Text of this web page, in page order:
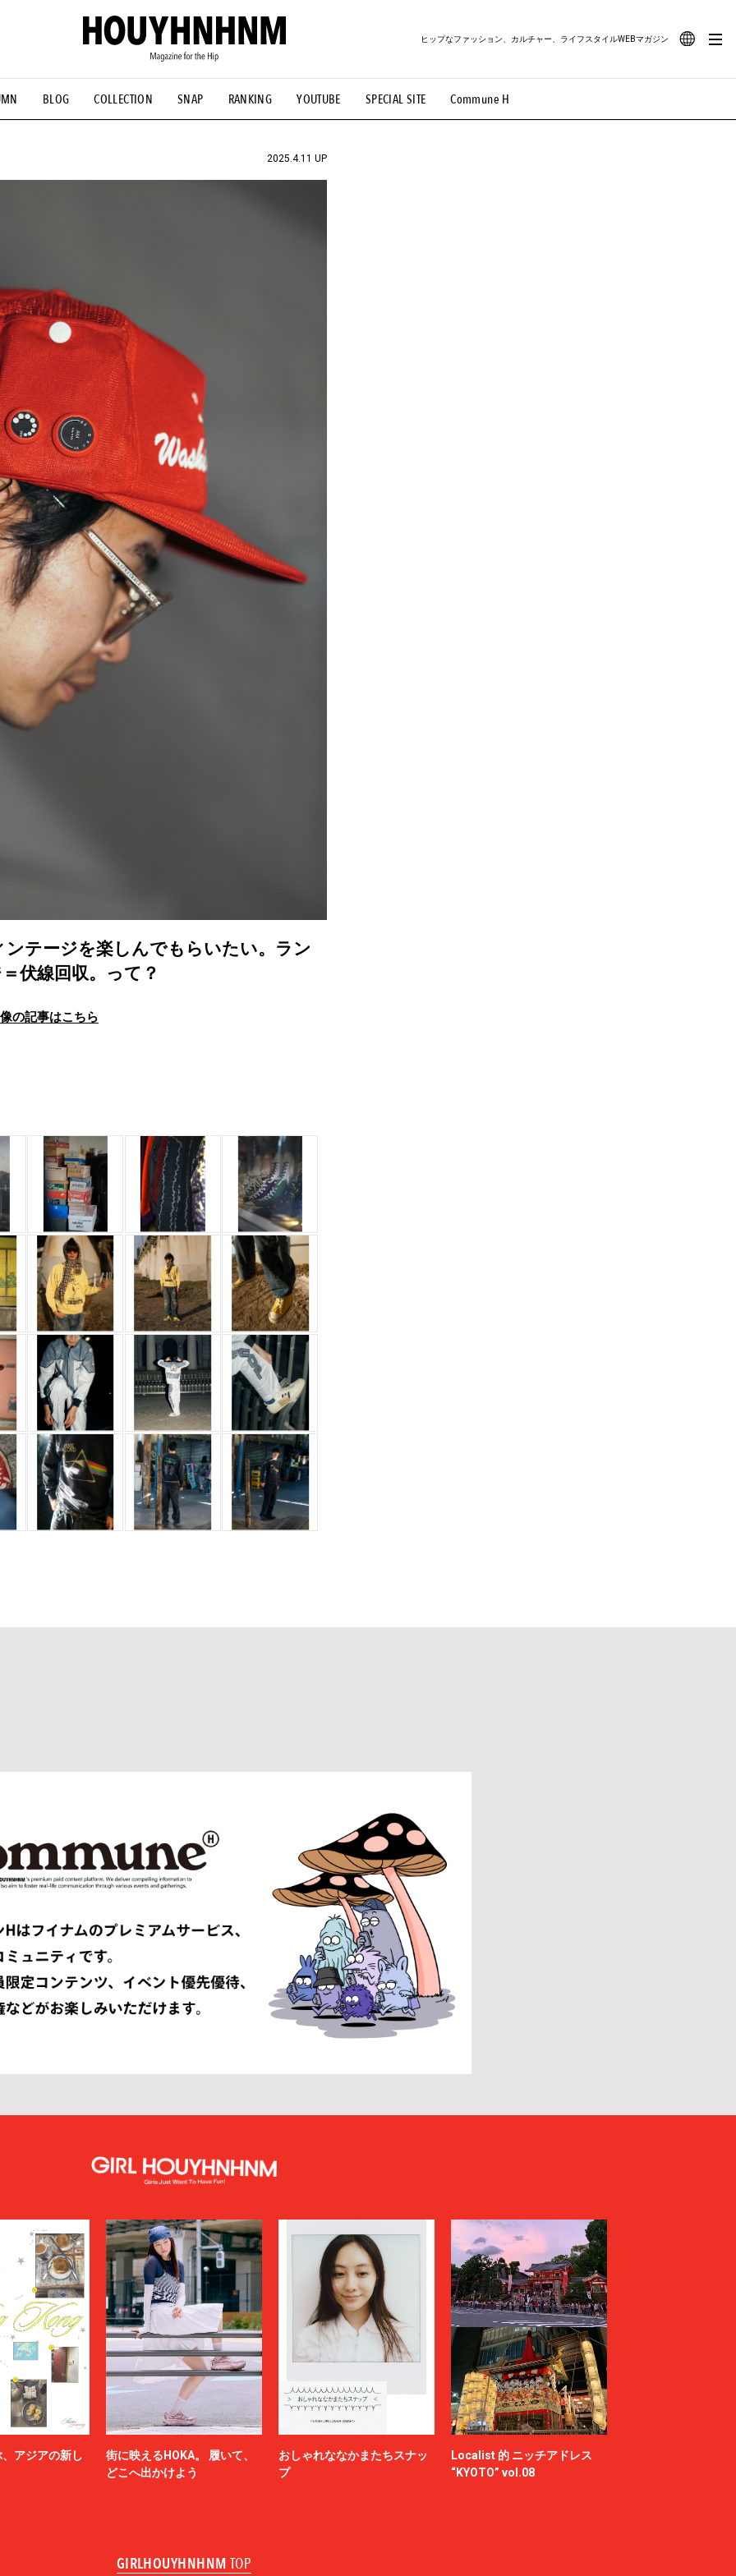
BLOG COLLECTION SNAP RANKING YOUTUBE SPECIAL SITE Commune H
ヒップなファッション、カルチャー、ライフスタイルWEBマガジン
#古着サミット #NEW VINTAGE #マイナーグッド図鑑 #路地裏てぃーん。 #MONTHLY JOURNAL
#FOCUS IT #AH.H #ととけん #FASHION #MUSIC #MOVIE #LIFESTYLE #SNEAKER #OUTDOOR
2025.4.11 UP
ンテージを楽しんでもらいたい。ラン
伏線回収。って？
の記事はこちら
アジアの新し
街に映えるHOKA。 履いて、
どこへ出かけよう
おしゃれななかまたちスナッ
プ
Localist 的 ニッチアドレス
“KYOTO” vol.08
GIRLHOUYHNHNM TOP